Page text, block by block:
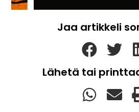
Jaa artikkeli
Lähetä tai